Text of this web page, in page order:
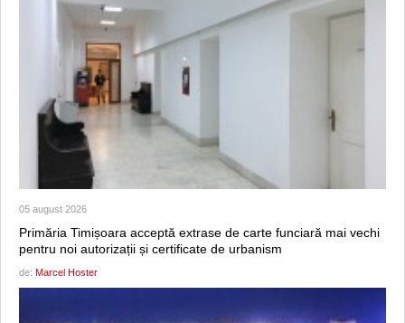
05 august 2026
Primăria Timișoara acceptă extrase de carte funciară mai vechi
pentru noi autorizații și certificate de urbanism
de: Marcel Hoster